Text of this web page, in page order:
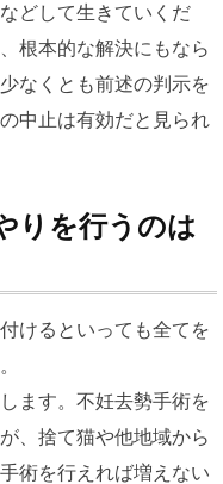
どして生きていくだ
根本的な解決にもなら
なくとも前述の判示を
中止は有効だと見られ
りを行うのは
けるといっても全てを
ます。不妊去勢手術を
、捨て猫や他地域から
術を行えれば増えない